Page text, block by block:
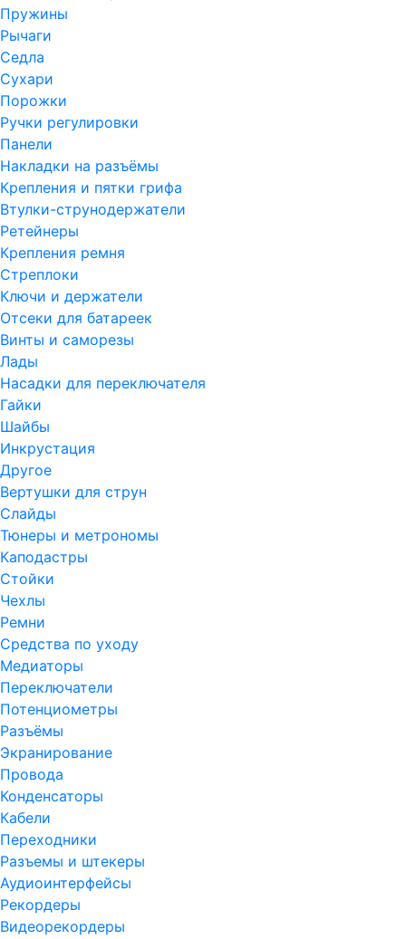
Пружины
Рычаги
Седла
Сухари
Порожки
Ручки регулировки
Панели
Накладки на разъёмы
Крепления и пятки грифа
Втулки-струнодержатели
Ретейнеры
Крепления ремня
Стреплоки
Ключи и держатели
Отсеки для батареек
Винты и саморезы
Лады
Насадки для переключателя
Гайки
Шайбы
Инкрустация
Другое
Вертушки для струн
Слайды
Тюнеры и метрономы
Каподастры
Стойки
Чехлы
Ремни
Средства по уходу
Медиаторы
Переключатели
Потенциометры
Разъёмы
Экранирование
Провода
Конденсаторы
Кабели
Переходники
Разъемы и штекеры
Аудиоинтерфейсы
Рекордеры
Видеорекордеры